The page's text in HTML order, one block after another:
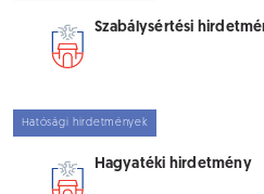
Szabálysértési
Hatósági hirdetmények
Hagyatéki hirdetmény